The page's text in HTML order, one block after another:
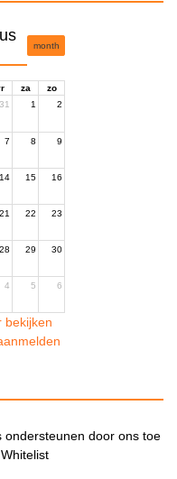
month
za
zo
31 1 2
7 8 9
14 15 16
21 22 23
28 29 30
4 5 6
bekijken
ondersteunen door ons toe